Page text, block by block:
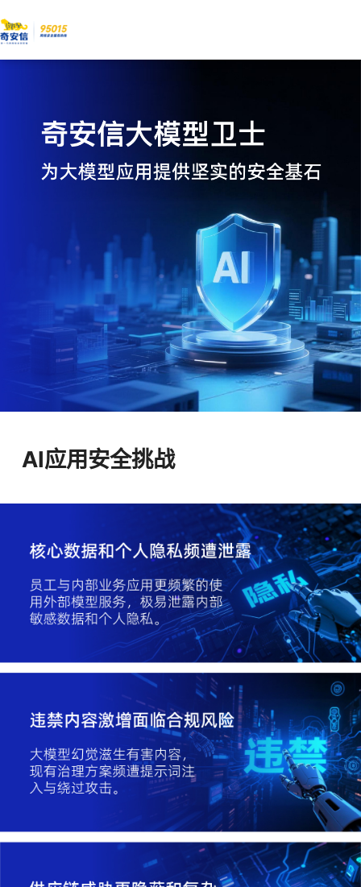
AI应用安全挑战